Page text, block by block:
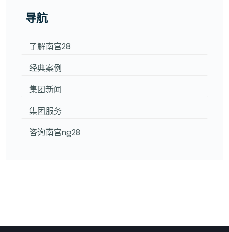
导航
了解南宫28
经典案例
集团新闻
集团服务
咨询南宫ng28